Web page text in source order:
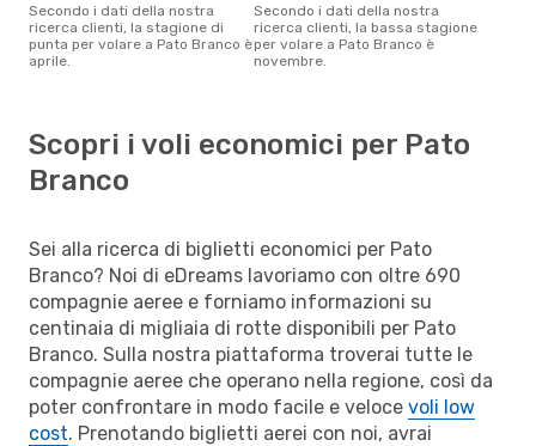
Secondo i dati della nostra
ricerca clienti, la stagione di
punta per volare a Pato Branco è
aprile.
Secondo i dati della nostra
ricerca clienti, la bassa stagione
per volare a Pato Branco è
novembre.
Scopri i voli economici per Pato
Branco
Sei alla ricerca di biglietti economici per Pato
Branco? Noi di eDreams lavoriamo con oltre 690
compagnie aeree e forniamo informazioni su
centinaia di migliaia di rotte disponibili per Pato
Branco. Sulla nostra piattaforma troverai tutte le
compagnie aeree che operano nella regione, così da
poter confrontare in modo facile e veloce voli low
cost. Prenotando biglietti aerei con noi, avrai